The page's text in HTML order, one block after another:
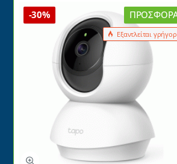
με
8
επίπεδα
Εξαντλείται
-30%